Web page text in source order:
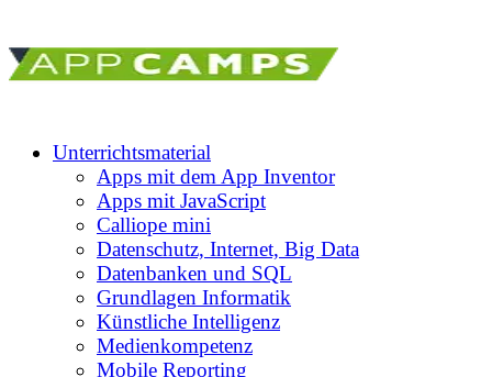
Unterrichtsmaterial
Apps mit dem App Inventor
Apps mit JavaScript
Calliope mini
Datenschutz, Internet, Big Data
Datenbanken und SQL
Grundlagen Informatik
Künstliche Intelligenz
Medienkompetenz
Mobile Reporting